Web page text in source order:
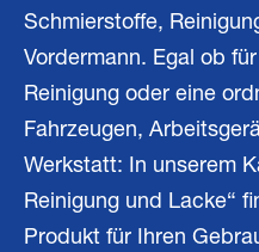
Schmierstoffe,
Vordermann. Egal ob
Reinigung oder eine
Fahrzeugen,
Werkstatt: In unserem
Reinigung und Lacke“
Produkt für Ihren